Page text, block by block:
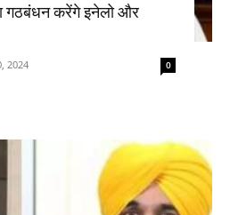
गठबंधन करेंगे इनेलो और
2024 0